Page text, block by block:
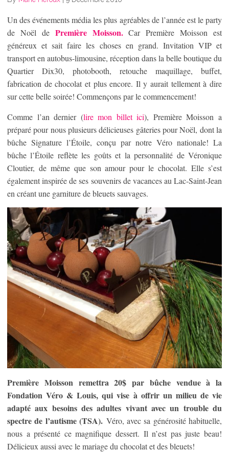
Un des événements média les plus agréables de l’année est le party
de Noël de Première Moisson.Car Première Moisson est
généreux et sait faire les choses en grand. Invitation VIP et
transport en autobus-limousine, réception dans la belle boutique du
Quartier Dix30, photobooth, retouche maquillage, buffet,
fabrication de chocolat et plus encore. Il y aurait tellement à dire
sur cette belle soirée! Commençons par le commencement!
Comme l’an dernier (lire mon billet ici), Première Moisson a
préparé pour nous plusieurs délicieuses gâteries pour Noël, dont la
bûche Signature l’Étoile, conçu par notre Véro nationale! La
bûche l’Étoile reflète les goûts et la personnalité de Véronique
Cloutier, de même que son amour pour le chocolat. Elle s’est
également inspirée de ses souvenirs de vacances au Lac-Saint-Jean
en créant une garniture de bleuets sauvages.
Première Moisson remettra 20$ par bûche vendue à la
Fondation Véro & Louis, qui vise à offrir un milieu de vie
adapté aux besoins des adultes vivant avec un trouble du
spectre de l’autisme (TSA). Véro, avec sa générosité habituelle,
nous a présenté ce magnifique dessert. Il n’est pas juste beau!
Délicieux aussi avec le mariage du chocolat et des bleuets!